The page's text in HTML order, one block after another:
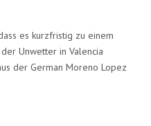
es kurzfristig zu einem
Unwetter in Valencia
der German Moreno Lopez